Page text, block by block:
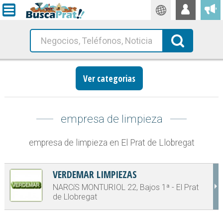
Traductor
Busca!
Ver categorias
empresa de limpieza
empresa de limpieza en El Prat de Llobregat
VERDEMAR LIMPIEZAS
NARCíS MONTURIOL 22, Bajos 1ª - El Prat
de Llobregat